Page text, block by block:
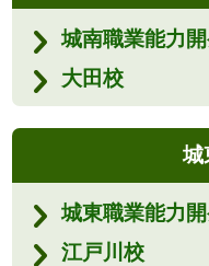
城南職業能力開
大田校
城
城東職業能力開
江戸川校